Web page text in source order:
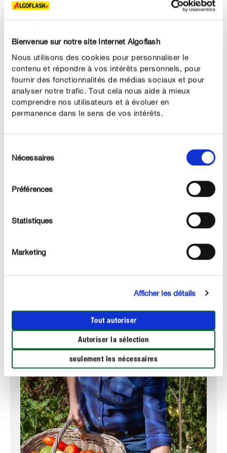
Bienvenue sur notre site Internet Algoflash
Nous utilisons des cookies pour personnaliser le
contenu et répondre à vos intérêts personnels, pour
fournir des fonctionnalités de médias sociaux et pour
analyser notre trafic. Tout cela nous aide à mieux
comprendre nos utilisateurs et à évoluer en
permanence dans le sens de vos intérêts.
duNécessaires
Préférences
Statistiques
Marketing
Afficher les détails
Tout autoriser
Autoriser la sélection
seulement les nécessaires
Les chenilles vert-jaune tachées de noir attaquent
volontiers les choux aux emplacements protégés du
vent et ensoleillés. La chrysalide du papillon hiberne et
les premiers papillons éclosent fin avril. Ils pondent de
200 à 300 œufs au revers des feuilles des crucifères
sauvages. Peu après les larves très voraces dévorent les
Les chenilles se nourrissent pendant 3 à 4 semaines
avant de se nymphoser sur les murs, les arbres, etc.
Elles apparaissent majoritairement en colonies denses
et provoquent des défoliations considérables. Les
trois semaines à peine. Papillons de couleur jaune-
Associez les cultures à du céleri et des tomates pour
limiter les risques d’infestation.
Ces articles pourraient aussi vous intéresser :